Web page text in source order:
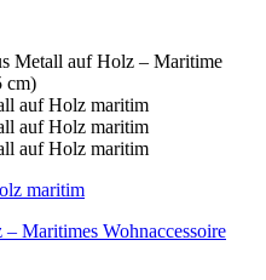
Maritimes Wohnaccessoire